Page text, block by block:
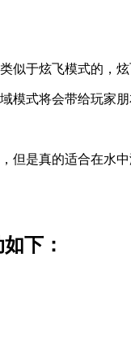
于炫飞模式的，炫
式将会带给玩家朋
但是真的适合在水
下：